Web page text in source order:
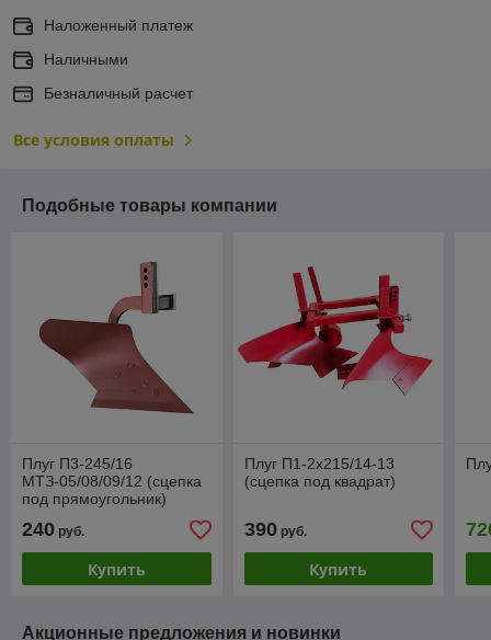
Наложенный платеж
Наличными
Безналичный расчет
Все условия оплаты
Подобные товары компании
Плуг П3-245/16
МТЗ-05/08/09/12 (сцепка
под прямоугольник)
240 руб.
Купить
Плуг П1-2х215/14-13
(сцепка под квадрат)
390руб.
Купить
Акционные предложения и новинки